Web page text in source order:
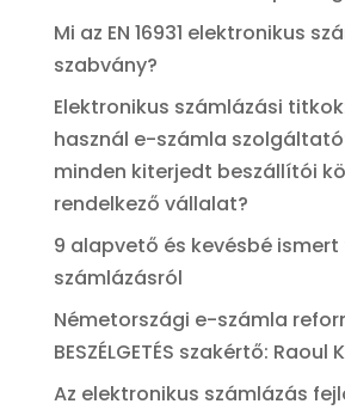
Mi az EN 16931 elektronikus
szabvány?
Elektronikus számlázási
használ e-számla
minden kiterjedt beszállítói
rendelkező vállalat?
9 alapvető és kevésbé ismert
számlázásról
Németországi e-számla
BESZÉLGETÉS szakértő: Raoul
Az elektronikus számlázás